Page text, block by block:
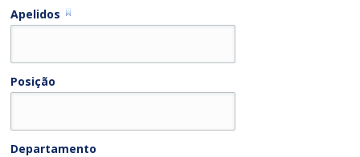
Apelidos
Posição
Departamento